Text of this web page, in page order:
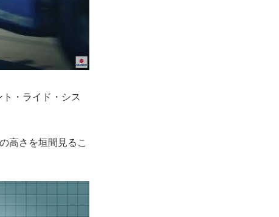
・ライド・シス
高さを垣間見るこ